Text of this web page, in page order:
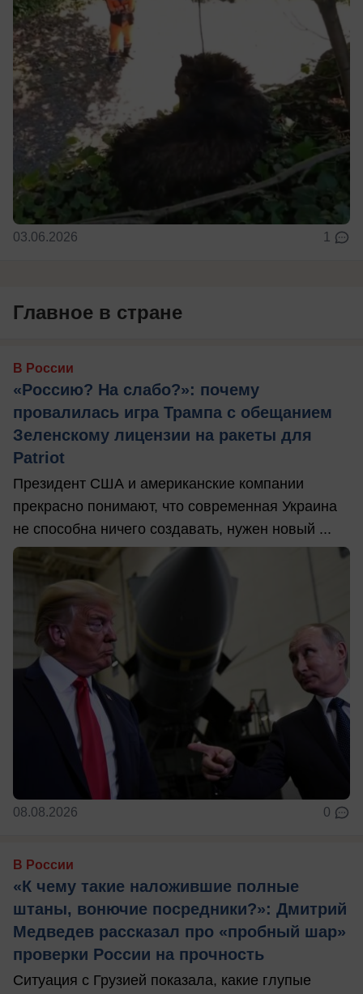
03.06.2026 1
Главное в стране
В России
«Россию? На слабо?»: почему
провалилась игра Трампа с обещанием
Зеленскому лицензии на ракеты для
Patriot
Президент США и американские компании
прекрасно понимают, что современная Украина
не способна ничего создавать, нужен новый ...
08.08.2026 0
В России
«К чему такие наложившие полные
штаны, вонючие посредники?»: Дмитрий
Медведев рассказал про «пробный шар»
проверки России на прочность
Ситуация с Грузией показала, какие глупые